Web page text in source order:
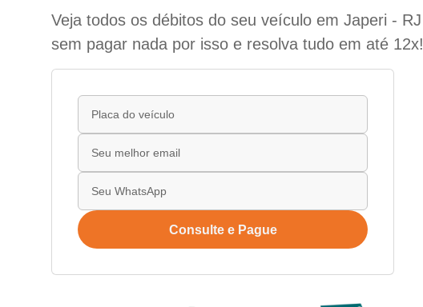
Veja todos os débitos do seu veículo em Japeri - RJ
sem pagar nada por isso e resolva tudo em até 12x!
Consulte e Pague